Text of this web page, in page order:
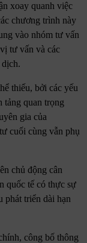
xoay quanh việc
chương trình này
vào nhóm tư vấn
tư vấn và các
thiếu, bởi các yếu
tảng quan trọng
gia của
cuối cùng vẫn phụ
chủ động cân
quốc tế có thực sự
phát triển dài hạn
công bố thông